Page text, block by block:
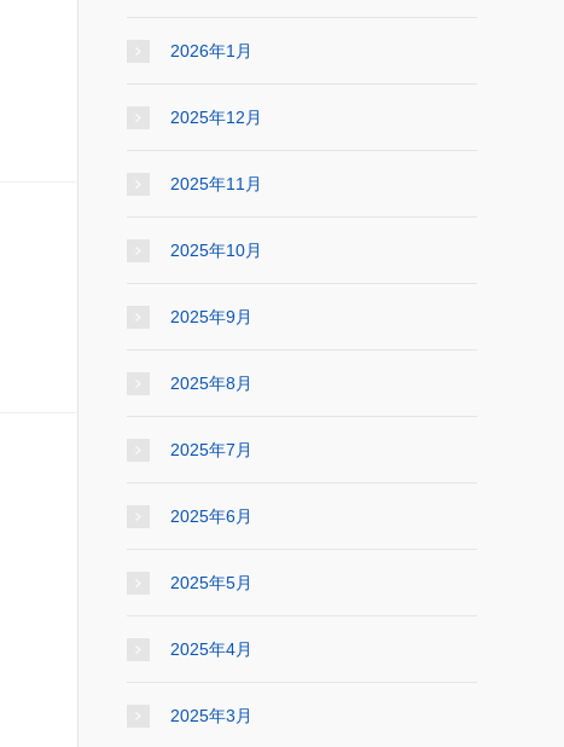
2026年1月
2025年12月
2025年11月
2025年10月
2025年9月
2025年8月
2025年7月
2025年6月
2025年5月
2025年4月
2025年3月